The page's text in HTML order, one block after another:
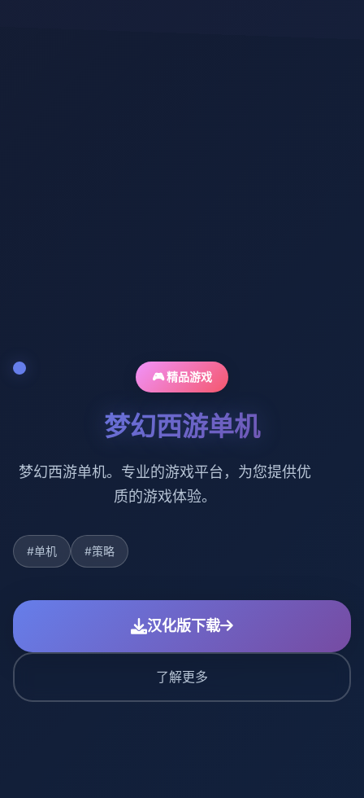
🎮 精品游戏
梦幻西游单机
梦幻西游单机。专业的游戏平台，为您提供优
质的游戏体验。
#单机 #策略
汉化版下载
了解更多